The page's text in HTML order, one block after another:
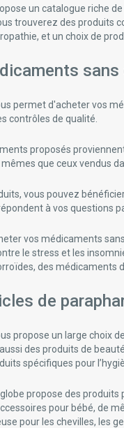
un catalogue riche
trouverez des produits
et un choix de
sans
permet d'acheter vos
contrôles de qualité.
proposés
que ceux vendus
vous pouvez
à vos questions
vos médicaments
le stress et les
des médicaments
de
propose un large choix
des produits de
spécifiques pour
propose des
pour bébé, de
pour les chevilles, les